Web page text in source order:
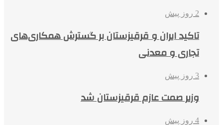
2 روز پیش
تاکید ایران و قرقیزستان بر گسترش همکاری‌های
تجاری و معدنی
3 روز پیش
وزیر صمت عازم قرقیزستان شد
4 روز پیش